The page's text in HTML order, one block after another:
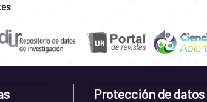
Protección de datos